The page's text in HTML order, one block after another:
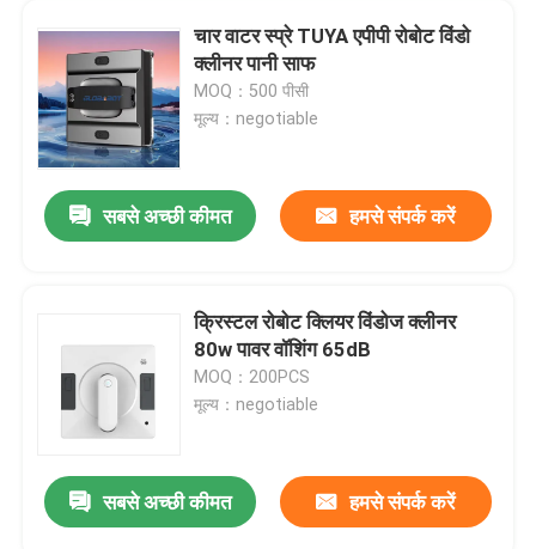
चार वाटर स्प्रे TUYA एपीपी रोबोट विंडो
क्लीनर पानी साफ
MOQ：500 पीसी
मूल्य：negotiable
सबसे अच्छी कीमत हमसे संपर्क करें
क्रिस्टल रोबोट क्लियर विंडोज क्लीनर
80w पावर वॉशिंग 65dB
MOQ：200PCS
मूल्य：negotiable
सबसे अच्छी कीमत हमसे संपर्क करें